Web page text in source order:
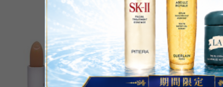
2